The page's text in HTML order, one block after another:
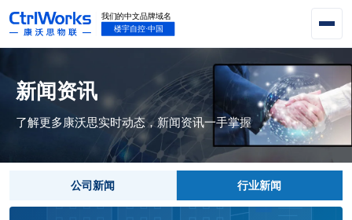
新闻资讯
了解更多康沃思实时动态，新闻资讯一手掌握
公司新闻 行业新闻